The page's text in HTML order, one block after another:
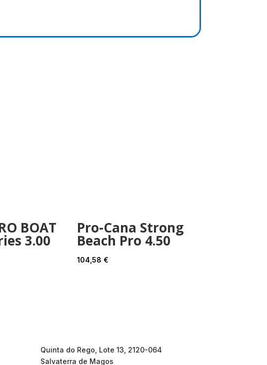
BOAT
3.00
Pro-Cana Strong
Beach Pro 4.50
104,58 €
Quinta do Rego, Lote 13, 2120-064
Salvaterra de Magos